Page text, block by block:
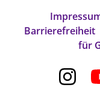
Barrierefreiheit
für